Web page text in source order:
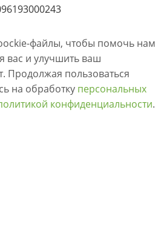
файлы, чтобы помочь нам
вас и улучшить ваш
Продолжая пользоваться
на обработку персональных
конфиденциальности.